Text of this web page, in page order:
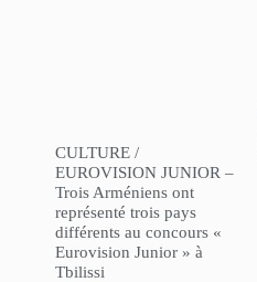
CULTURE /
EUROVISION JUNIOR –
Trois Arméniens ont
représenté trois pays
différents au concours «
Eurovision Junior » à
Tbilissi